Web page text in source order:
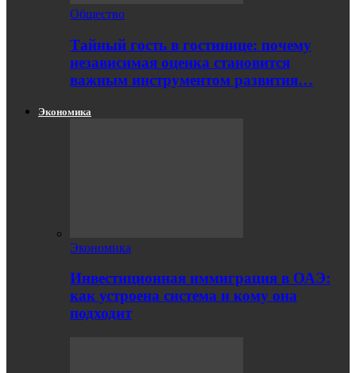
Общество
Тайный гость в гостинице: почему
независимая оценка становится
важным инструментом развития…
Экономика
Экономика
Инвестиционная иммиграция в ОАЭ:
как устроена система и кому она
подходит